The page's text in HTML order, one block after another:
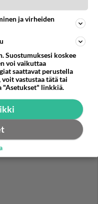
43 4681
ja virheiden
Suostumuksesi koskee
voi vaikuttaa
saattavat perustella
vastustaa tätä tai
"Asetukset" linkkiä.